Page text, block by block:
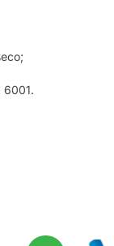
6001.